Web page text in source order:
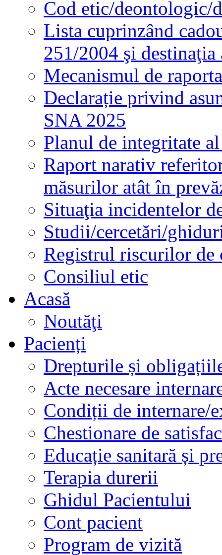
Cod etic/deontologic/
Lista cuprinzând
251/2004 şi destinaţia
Mecanismul de
Declarație privind
SNA 2025
Planul de integritate
Raport narativ
măsurilor atât în
Situaţia incidentelor
Studii/cercetări/
Registrul riscurilor de
Consiliul etic
Acasă
Noutăţi
Pacienți
Drepturile și
Acte necesare
Condiții de internare/
Chestionare de
Educație sanitară și
Terapia durerii
Ghidul Pacientului
Cont pacient
Program de vizită